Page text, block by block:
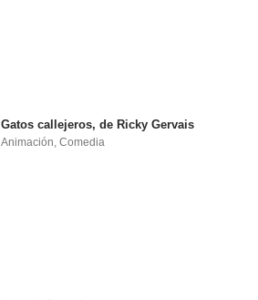
Gatos callejeros, de Ricky Gervais
Animación ,Comedia